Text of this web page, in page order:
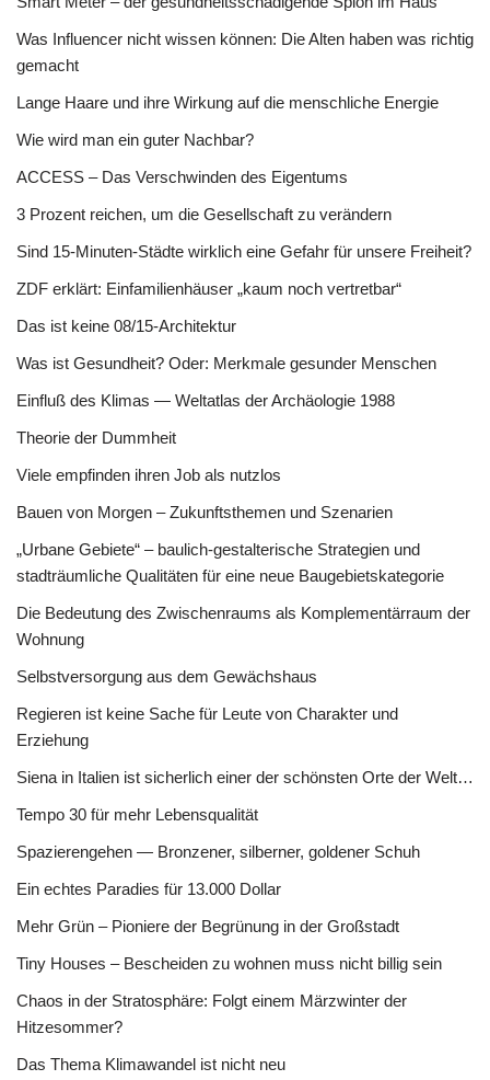
Was Influencer nicht wissen können: Die Alten haben was richtig
gemacht
Lange Haare und ihre Wirkung auf die menschliche Energie
Wie wird man ein guter Nachbar?
ACCESS – Das Verschwinden des Eigentums
3 Prozent reichen, um die Gesellschaft zu verändern
Sind 15-Minuten-Städte wirklich eine Gefahr für unsere Freiheit?
ZDF erklärt: Einfamilienhäuser „kaum noch vertretbar“
Das ist keine 08/15-Architektur
Was ist Gesundheit? Oder: Merkmale gesunder Menschen
Einfluß des Klimas — Weltatlas der Archäologie 1988
Theorie der Dummheit
Viele empfinden ihren Job als nutzlos
Bauen von Morgen – Zukunftsthemen und Szenarien
„Urbane Gebiete“ – baulich-gestalterische Strategien und
stadträumliche Qualitäten für eine neue Baugebietskategorie
Die Bedeutung des Zwischenraums als Komplementärraum der
Wohnung
Selbstversorgung aus dem Gewächshaus
Regieren ist keine Sache für Leute von Charakter und
Erziehung
Siena in Italien ist sicherlich einer der schönsten Orte der Welt…
Tempo 30 für mehr Lebensqualität
Spazierengehen — Bronzener, silberner, goldener Schuh
Ein echtes Paradies für 13.000 Dollar
Mehr Grün – Pioniere der Begrünung in der Großstadt
Tiny Houses – Bescheiden zu wohnen muss nicht billig sein
Chaos in der Stratosphäre: Folgt einem Märzwinter der
Hitzesommer?
Das Thema Klimawandel ist nicht neu